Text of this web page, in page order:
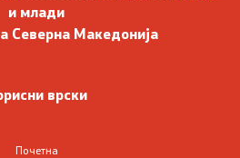
и млади
Северна Македонија
врски
Почетна